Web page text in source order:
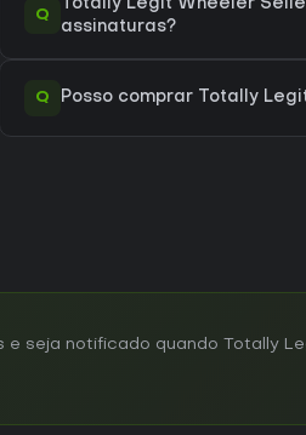
Q
Totally Legit Wheeler
assinaturas?
Q Posso comprar Totally
e seja notificado quando Totally